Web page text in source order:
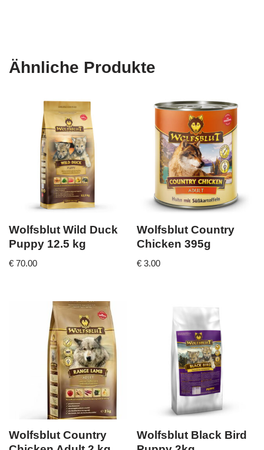
Ähnliche Produkte
Wolfsblut Wild Duck
Puppy 12.5 kg
€ 70.00
Wolfsblut Country
Chicken 395g
€ 3.00
Wolfsblut Country
Wolfsblut Black Bird